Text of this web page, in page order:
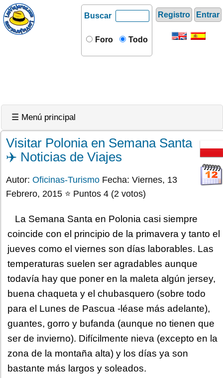
Registro Entrar
Buscar
Foro Todo
☰ Menú principal
Visitar Polonia en Semana Santa
✈️ Noticias de Viajes
Autor: Oficinas-Turismo Fecha: Viernes, 13
Febrero, 2015 ⭐ Puntos 4 (2 votos)
La Semana Santa en Polonia casi siempre
coincide con el principio de la primavera y tanto el
jueves como el viernes son días laborables. Las
temperaturas suelen ser agradables aunque
todavía hay que poner en la maleta algún jersey,
buena chaqueta y el chubasquero (sobre todo
para el Lunes de Pascua -léase más adelante),
guantes, gorro y bufanda (aunque no tienen que
ser de invierno). Difícilmente nieva (excepto en la
zona de la montaña alta) y los días ya son
bastante más largos y soleados.